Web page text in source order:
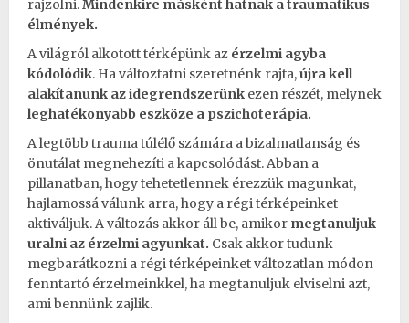
rajzolni.Mindenkire másként hatnak a traumatikus
élmények.
A világról alkotott térképünk az érzelmi agyba
kódolódik. Ha változtatni szeretnénk rajta,újra kell
alakítanunk az idegrendszerünk ezen részét, melynek
leghatékonyabb eszköze a pszichoterápia.
A legtöbb traumatúlélő számára a bizalmatlanság és
önutálat megnehezíti akapcsolódást. Abban a
pillanatban, hogy tehetetlennek érezzük magunkat,
hajlamossá válunk arra, hogy a régi térképeinket
aktiváljuk. A változás akkor áll be, amikor megtanuljuk
uralni az érzelmi agyunkat. Csak akkor tudunk
megbarátkozni a régi térképeinket változatlan módon
fenntartó érzelmeinkkel, ha megtanuljuk elviselni azt,
ami bennünk zajlik.